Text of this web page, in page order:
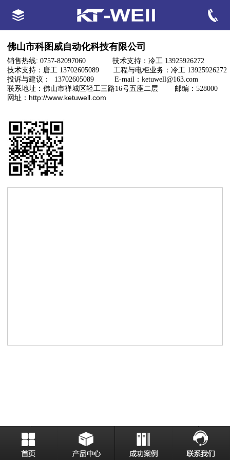
佛山市科图威自动化科技有限公司
销售热线: 0757-82097060 技术支持：冷工 13925926272
技术支持：唐工 13702605089 工程与电柜业务：冷工 13925926272
投诉与建议： 13702605089 E-mail：ketuwell@163.com
联系地址：佛山市禅城区轻工三路16号五座二层 邮编：528000
网址： http://www.ketuwell.com